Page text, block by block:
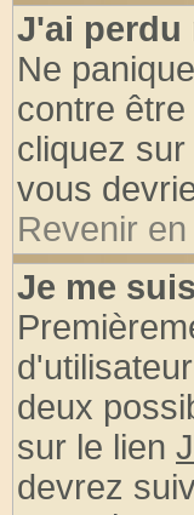
J'ai perdu
Ne
contre
cliquez sur
vous
Revenir
Je me
deux
sur le lien
devrez